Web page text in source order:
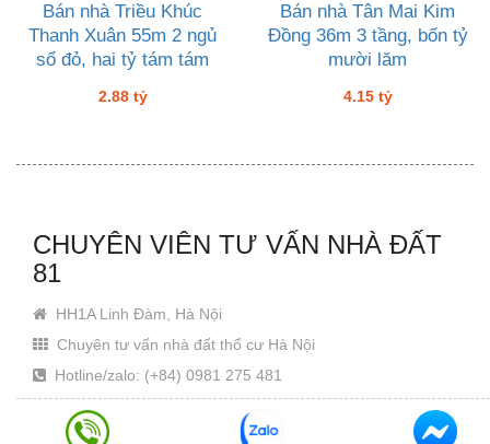
Bán nhà Triều Khúc
Thanh Xuân 55m 2 ngủ
sổ đỏ, hai tỷ tám tám
2.88 tỷ
Bán nhà Tân Mai Kim
Đồng 36m 3 tầng, bốn tỷ
mười lăm
4.15 tỷ
CHUYÊN VIÊN TƯ VẤN NHÀ ĐẤT
81
HH1A Linh Đàm, Hà Nội
Chuyên tư vấn nhà đất thổ cư Hà Nội
Hotline/zalo: (+84) 0981 275 481